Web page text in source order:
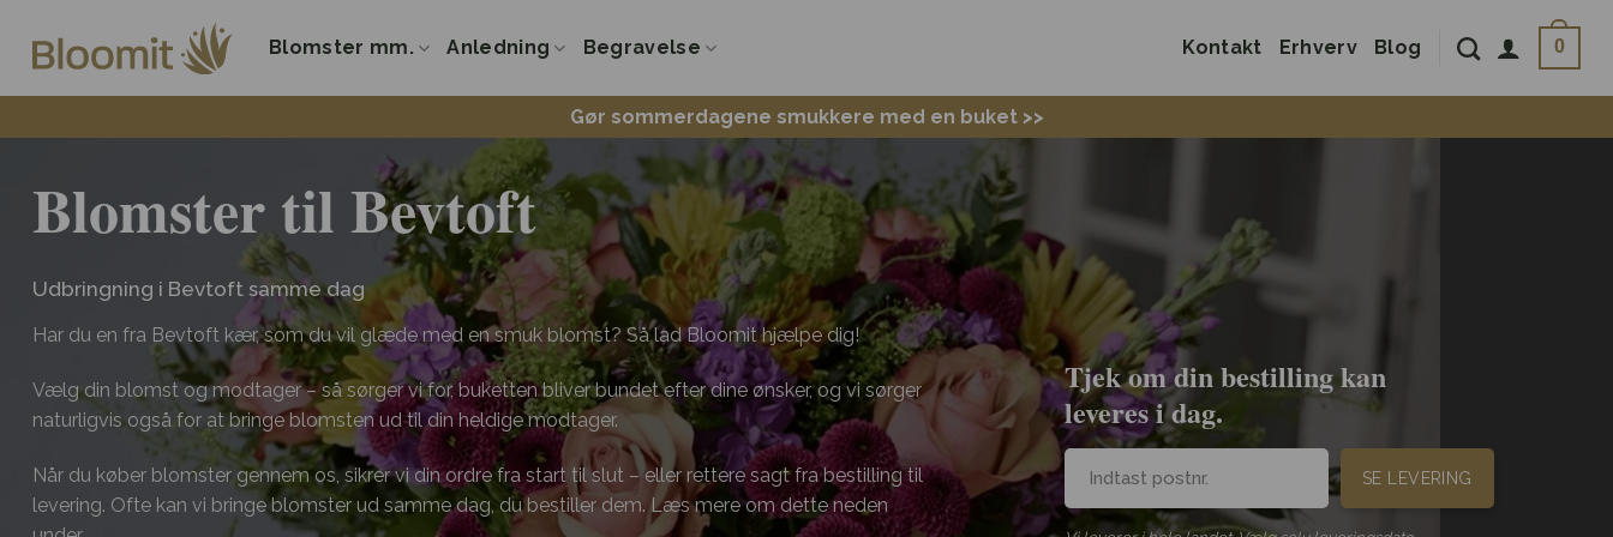
indhold
Blomster mm. Anledning Begravelse Kontakt Erhverv Blog 0
Gør sommerdagene smukkere med en buket >>
Blomster til Bevtoft
Udbringning i Bevtoft samme dag
Har du en fra Bevtoft kær, som du vil glæde med en smuk blomst? Så lad Bloomit hjælpe dig!
Vælg din blomst og modtager – så sørger vi for, buketten bliver bundet efter dine ønsker, og vi sørger
naturligvis også for at bringe blomsten ud til din heldige modtager.
Når du køber blomster gennem os, sikrer vi din ordre fra start til slut – eller rettere sagt fra bestilling til
levering. Ofte kan vi bringe blomster ud samme dag, du bestiller dem. Læs mere om dette neden
Tjek om din bestilling kan
leveres i dag.
SE LEVERING